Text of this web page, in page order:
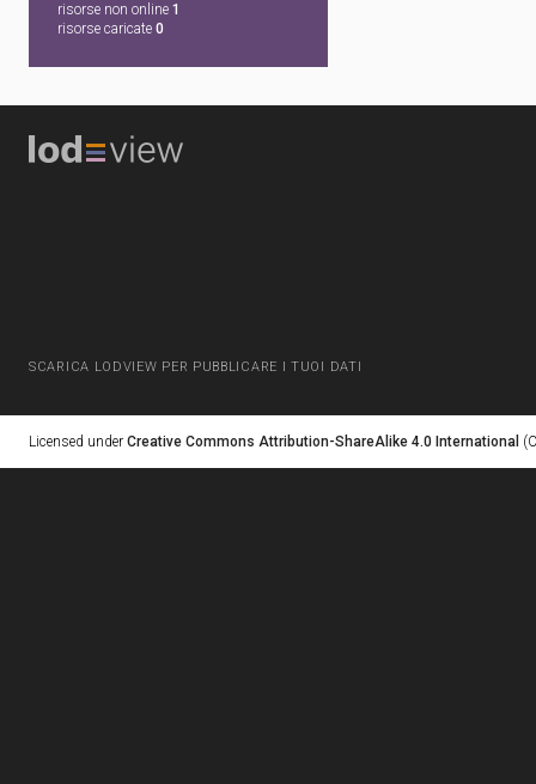
risorse non online 1
risorse caricate 0
SCARICA LODVIEW PER PUBBLICARE I TUOI DATI
Licensed under Creative Commons Attribution-ShareAlike 4.0 International